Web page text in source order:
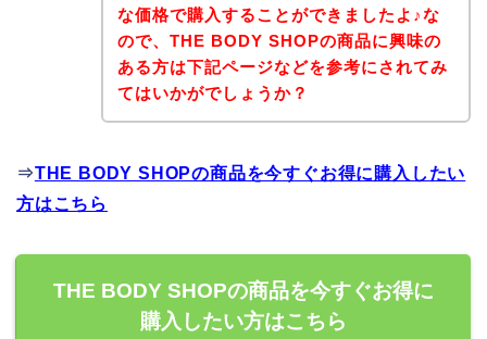
な価格で購入することができましたよ♪な
ので、THE BODY SHOPの商品に興味の
ある方は下記ページなどを参考にされてみ
てはいかがでしょうか？
⇒THE BODY SHOPの商品を今すぐお得に購入したい
方はこちら
THE BODY SHOPの商品を今すぐお得に
購入したい方はこちら